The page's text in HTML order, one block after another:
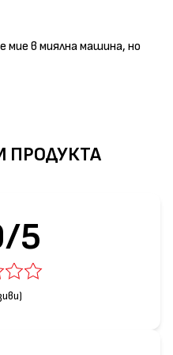
мие в миялна машина, но
ПРОДУКТА
5